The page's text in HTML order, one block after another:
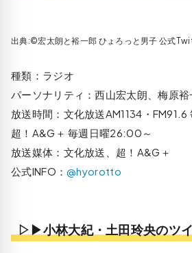
出典:©宏太朗と
種類：ラジオ
パーソナリティ：西山宏太朗、梅原裕
放送時間：文化放送AM1134・
超！A&G＋ 毎週日曜26:00～
放送媒体：文化放送、超！A&G＋
公式INFO：@hyorotto
▷▶小林大紀・土田玲央のツ